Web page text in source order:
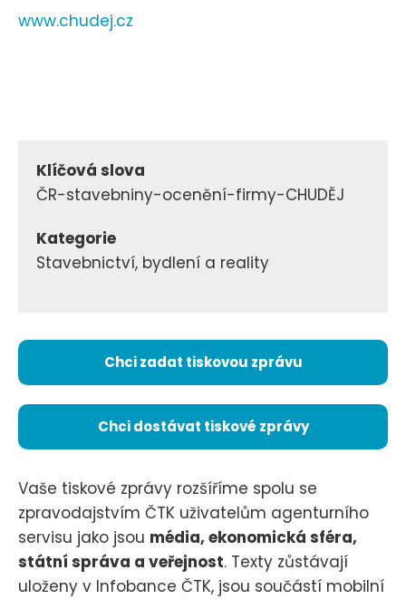
www.chudej.cz
Klíčová slova
ČR-stavebniny-ocenění-firmy-CHUDĚJ
Kategorie
Stavebnictví, bydlení a reality
Chci zadat tiskovou zprávu
Chci dostávat tiskové zprávy
Vaše tiskové zprávy rozšíříme spolu se
zpravodajstvím ČTK uživatelům agenturního
servisu jako jsou média, ekonomická sféra,
státní správa a veřejnost. Texty zůstávají
uloženy v Infobance ČTK, jsou součástí mobilní